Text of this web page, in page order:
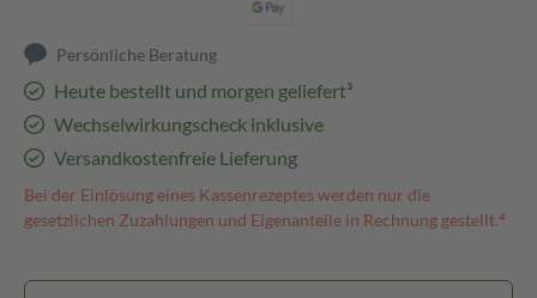
Persönliche Beratung
Heute bestellt und morgen geliefert³
Wechselwirkungscheck inklusive
Versandkostenfreie Lieferung
Bei der Einlösung eines Kassenrezeptes werden nur die
gesetzlichen Zuzahlungen und Eigenanteile in Rechnung gestellt.⁴